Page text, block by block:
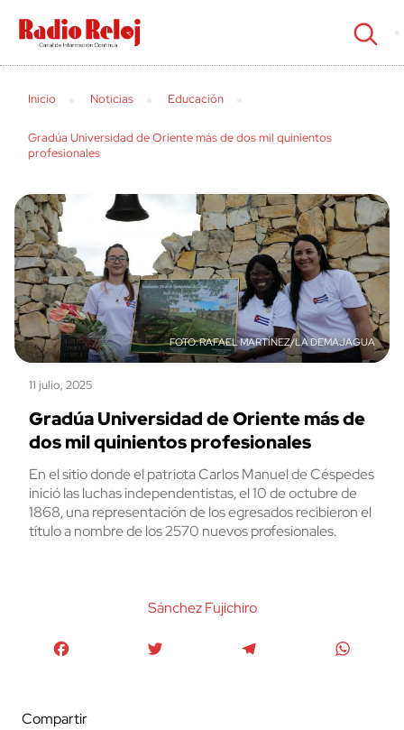
cerrar
Inicio Noticias Educación
Gradúa Universidad de Oriente más de dos mil quinientos
profesionales
RAFAEL MARTÍNEZ/LA DEMAJAGUA
11 julio, 2025
Gradúa Universidad de Oriente más de
dos mil quinientos profesionales
En el sitio donde el patriota Carlos Manuel de Céspedes
inició las luchas independentistas, el 10 de octubre de
1868, una representación de los egresados recibieron el
título a nombre de los 2570 nuevos profesionales.
Sánchez Fujichiro
Compartir